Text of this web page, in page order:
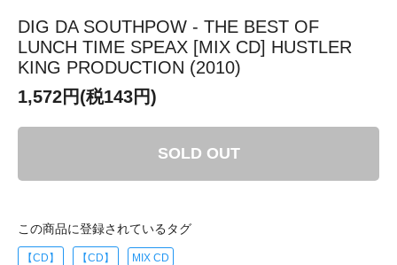
DIG DA SOUTHPOW - THE BEST OF
LUNCH TIME SPEAX [MIX CD] HUSTLER
KING PRODUCTION (2010)
1,572円(税143円)
SOLD OUT
この商品に登録されているタグ
【CD】 【CD】 MIX CD